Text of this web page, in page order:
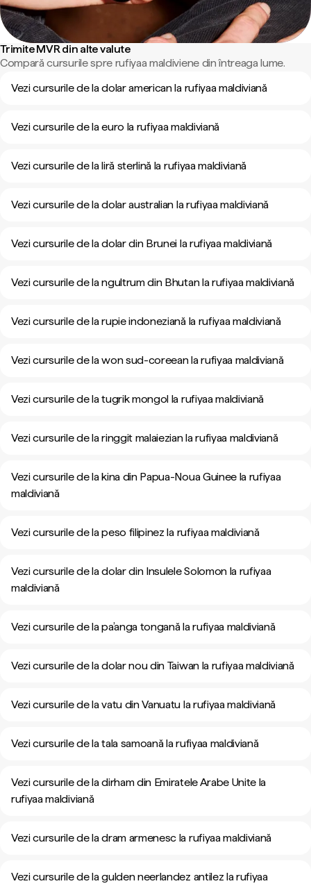
Trimite MVR din alte valute
Compară cursurile spre rufiyaa maldiviene din întreaga lume.
Vezi cursurile de la dolar american la rufiyaa maldiviană
Vezi cursurile de la euro la rufiyaa maldiviană
Vezi cursurile de la liră sterlină la rufiyaa maldiviană
Vezi cursurile de la dolar australian la rufiyaa maldiviană
Vezi cursurile de la dolar din Brunei la rufiyaa maldiviană
Vezi cursurile de la ngultrum din Bhutan la rufiyaa maldiviană
Vezi cursurile de la rupie indoneziană la rufiyaa maldiviană
Vezi cursurile de la won sud-coreean la rufiyaa maldiviană
Vezi cursurile de la tugrik mongol la rufiyaa maldiviană
Vezi cursurile de la ringgit malaiezian la rufiyaa maldiviană
Vezi cursurile de la kina din Papua-Noua Guinee la rufiyaa
maldiviană
Vezi cursurile de la peso filipinez la rufiyaa maldiviană
Vezi cursurile de la dolar din Insulele Solomon la rufiyaa
maldiviană
Vezi cursurile de la pa’anga tongană la rufiyaa maldiviană
Vezi cursurile de la dolar nou din Taiwan la rufiyaa maldiviană
Vezi cursurile de la vatu din Vanuatu la rufiyaa maldiviană
Vezi cursurile de la tala samoană la rufiyaa maldiviană
Vezi cursurile de la dirham din Emiratele Arabe Unite la
rufiyaa maldiviană
Vezi cursurile de la dram armenesc la rufiyaa maldiviană
Vezi cursurile de la gulden neerlandez antilez la rufiyaa